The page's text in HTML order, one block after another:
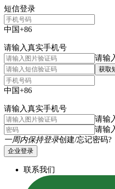
短信登录
中国+86
请输入真实手机号
请输
获取
中国+86
请输入真实手机号
请输
请输
一周内保持登录创建/忘记密码?
企业登录
联系我们